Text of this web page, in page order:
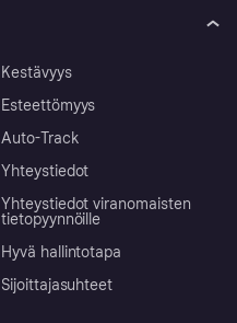
Kestävyys
Esteettömyys
Auto-Track
Yhteystiedot
Yhteystiedot viranomaisten
tietopyynnöille
Hyvä hallintotapa
Sijoittajasuhteet